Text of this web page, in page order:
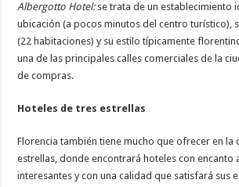
Albergotto Hotel:se trata de un establecimiento
ubicación (a pocos minutos del centro turístico),
(22 habitaciones) y su estilo típicamente
una de las principales calles comerciales de la
de compras.
Hoteles de tres estrellas
Florencia también tiene mucho que ofrecer en la
estrellas, donde encontrará hoteles con encanto
interesantes y con una calidad que satisfará sus